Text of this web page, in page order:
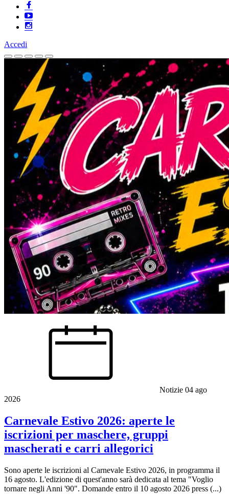
Accedi
Homepage
Notizie 04 ago
2026
Carnevale Estivo 2026: aperte le
iscrizioni per maschere, gruppi
mascherati e carri allegorici
Sono aperte le iscrizioni al Carnevale Estivo 2026, in programma il
16 agosto. L'edizione di quest'anno sarà dedicata al tema "Voglio
tornare negli Anni '90". Domande entro il 10 agosto 2026 press (...)